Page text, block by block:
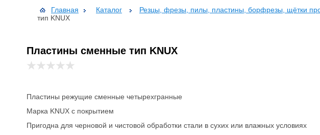
Главная Каталог Резцы, фрезы, пилы, пластины, борфрезы, щётки
тип KNUX
Пластины сменные тип KNUX
Пластины режущие сменные четырехгранные
Марка KNUX с покрытием
Пригодна для черновой и чистовой обработки стали в сухих или влажных условиях